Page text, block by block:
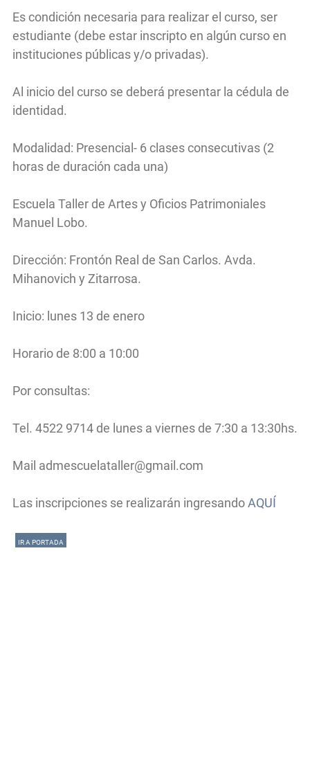
Es condición necesaria para realizar el curso, ser
estudiante (debe estar inscripto en algún curso en
instituciones públicas y/o privadas).
Al inicio del curso se deberá presentar la cédula de
identidad.
Modalidad: Presencial- 6 clases consecutivas (2
horas de duración cada una)
Escuela Taller de Artes y Oficios Patrimoniales
Manuel Lobo.
Dirección: Frontón Real de San Carlos. Avda.
Mihanovich y Zitarrosa.
Inicio: lunes 13 de enero
Horario de 8:00 a 10:00
Por consultas:
Tel. 4522 9714 de lunes a viernes de 7:30 a 13:30hs.
Mail admescuelataller@gmail.com
Las inscripciones se realizarán ingresandoAQUÍ
IR A PORTADA